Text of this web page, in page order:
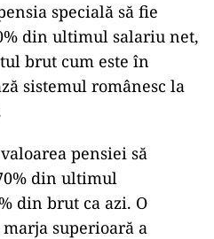
specială să fie
din ultimul salariu net,
brut cum este în
sistemul românesc la
pensiei să
din ultimul
din brut ca azi. O
superioară a